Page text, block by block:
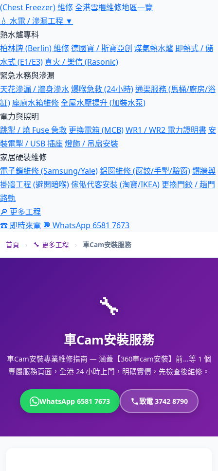
(Chest Freezer) 維修全港雪櫃維修地區一覽
💧 水電 / 滲漏工程 ▼
熱水爐專科
柏林牌 (Berlin) 維修德國寶 / 斯寶亞創 煤氣熱水爐 即熱式 / 儲
水式 (E1/E3) 真火 / 樂信 (Rasonic)
緊急水務與滲漏
天花滲漏 / 牆身滲水爆喉急救 (24小時)通渠服務 (馬桶/廚房/浴
缸) 座廁水箱維修全屋水壓提升 (加裝水泵)
電力與照明
跳掣 / 燒 Fuse 急救 更換電箱 (MCB)WR1 / WR2 電力證明書 安
裝電掣 / USB 插座燈飾 / 吊扇安裝
家居硬裝維修
電子鎖維修 (Samsung/Yale)鋁窗維修 (窗鉸/手掣/驗窗)鑽牆與
掛牆工程 (避開暗喉)傢俬代客安裝 (淘寶/IKEA) 更換門鉸 / 趟門
路軌
🔎 更多工程
☎ 即時來電 💬 WhatsApp 6581 7673
首頁 › 🔧 更多工程 › 車Cam安裝服務
🔧
車Cam安裝服務
車Cam安裝專業維修指南 — 涵蓋【360車cam安裝】前…等 1 個
專屬服務頁面，全港 24 小時上門，明碼實價，先檢查後維修。
WhatsApp 6581 7673 致電 3742 8790